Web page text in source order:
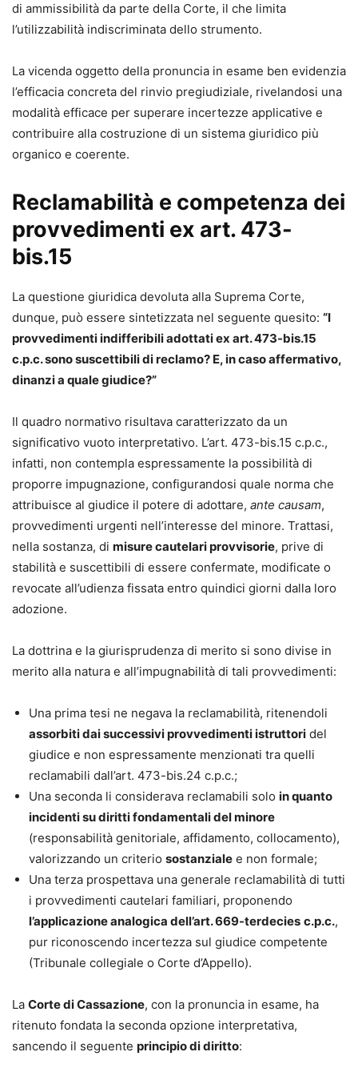
di ammissibilità da parte della Corte, il che limita
l’utilizzabilità indiscriminata dello strumento.
La vicenda oggetto della pronuncia in esame ben evidenzia
l’efficacia concreta del rinvio pregiudiziale, rivelandosi una
modalità efficace per superare incertezze applicative e
contribuire alla costruzione di un sistema giuridico più
organico e coerente.
Reclamabilità e competenza dei
provvedimenti ex art. 473-
bis.15
La questione giuridica devoluta alla Suprema Corte,
dunque, può essere sintetizzata nel seguente quesito: “I
provvedimenti indifferibili adottati ex art. 473-bis.15
c.p.c. sono suscettibili di reclamo? E, in caso affermativo,
dinanzi a quale giudice?”
Il quadro normativo risultava caratterizzato da un
significativo vuoto interpretativo. L’art. 473-bis.15 c.p.c.,
infatti, non contempla espressamente la possibilità di
proporre impugnazione, configurandosi quale norma che
attribuisce al giudice il potere di adottare, ante causam,
provvedimenti urgenti nell’interesse del minore. Trattasi,
nella sostanza, di misure cautelari provvisorie, prive di
stabilità e suscettibili di essere confermate, modificate o
revocate all’udienza fissata entro quindici giorni dalla loro
adozione.
La dottrina e la giurisprudenza di merito si sono divise in
merito alla natura e all’impugnabilità di tali provvedimenti:
Una prima tesi ne negava la reclamabilità, ritenendoli
assorbiti dai successivi provvedimenti istruttori del
giudice e non espressamente menzionati tra quelli
reclamabili dall’art. 473-bis.24 c.p.c.;
Una seconda li considerava reclamabili solo in quanto
incidenti su diritti fondamentali del minore
(responsabilità genitoriale, affidamento, collocamento),
valorizzando un criterio sostanziale e non formale;
Una terza prospettava una generale reclamabilità di tutti
i provvedimenti cautelari familiari, proponendo
l’applicazione analogica dell’art. 669-terdecies c.p.c.,
pur riconoscendo incertezza sul giudice competente
(Tribunale collegiale o Corte d’Appello).
La Corte di Cassazione, con la pronuncia in esame, ha
ritenuto fondata la seconda opzione interpretativa,
sancendo il seguente principio di diritto: